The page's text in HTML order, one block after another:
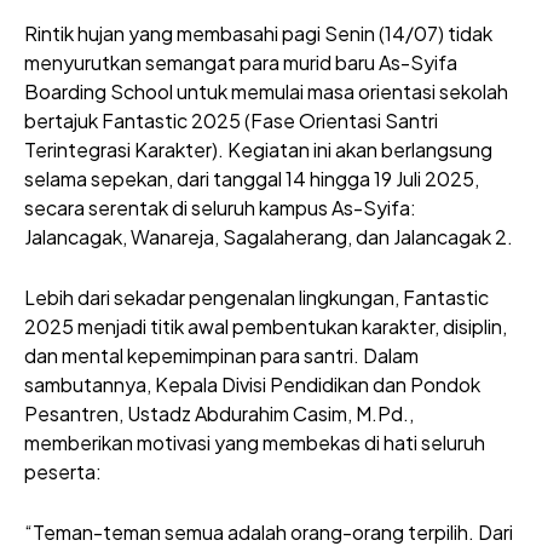
Rintik hujan yang membasahi pagi Senin (14/07) tidak
menyurutkan semangat para murid baru As-Syifa
Boarding School untuk memulai masa orientasi sekolah
bertajuk Fantastic 2025 (Fase Orientasi Santri
Terintegrasi Karakter). Kegiatan ini akan berlangsung
selama sepekan, dari tanggal 14 hingga 19 Juli 2025,
secara serentak di seluruh kampus As-Syifa:
Jalancagak, Wanareja, Sagalaherang, dan Jalancagak 2.
Lebih dari sekadar pengenalan lingkungan, Fantastic
2025 menjadi titik awal pembentukan karakter, disiplin,
dan mental kepemimpinan para santri. Dalam
sambutannya, Kepala Divisi Pendidikan dan Pondok
Pesantren, Ustadz Abdurahim Casim, M.Pd.,
memberikan motivasi yang membekas di hati seluruh
peserta:
“Teman-teman semua adalah orang-orang terpilih. Dari